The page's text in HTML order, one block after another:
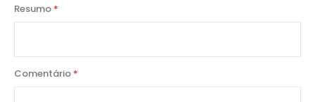
Resumo
Comentário